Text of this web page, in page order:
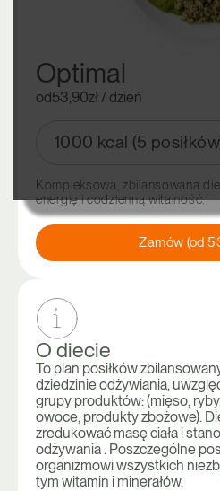
Optimal
od53,90zł / dzień
1000 kcal (5
Kompleksowa, zbilansowana
energię i codzienną witalność.
Zamów (od
O diecie
To plan posiłków
dziedzinie odżywiania,
grupy produktów: (mięso,
owoce, produkty zbożowe).
zredukować masę ciała i
odżywania . Poszczególne
organizmowi wszystkich
tym witamin i minerałów.